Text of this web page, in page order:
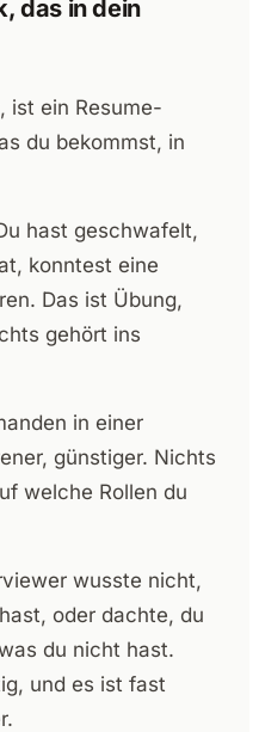
das in dein
ist ein Resume-
du bekommst, in
hast geschwafelt,
konntest eine
Das ist Übung,
gehört ins
in einer
günstiger. Nichts
welche Rollen du
wusste nicht,
oder dachte, du
du nicht hast.
und es ist fast